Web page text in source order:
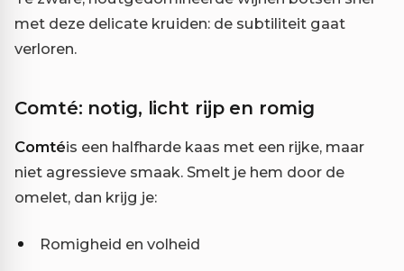
met deze delicate kruiden: de subtiliteit gaat
verloren.
Comté: notig, licht rijp en romig
Comtéis een halfharde kaas met een rijke, maar
niet agressieve smaak. Smelt je hem door de
omelet, dan krijg je:
Romigheid en volheid